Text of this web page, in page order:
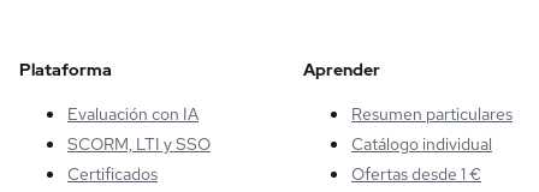
Plataforma
Evaluación con IA
SCORM, LTI y SSO
Certificados
Aprender
Resumen particulares
Catálogo individual
Ofertas desde 1 €